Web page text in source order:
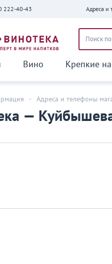
222-40-43 Адреса и
Вино Крепкие
- Адреса и телефоны
—